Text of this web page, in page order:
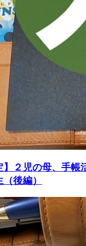
】２児の母、手帳
後編）